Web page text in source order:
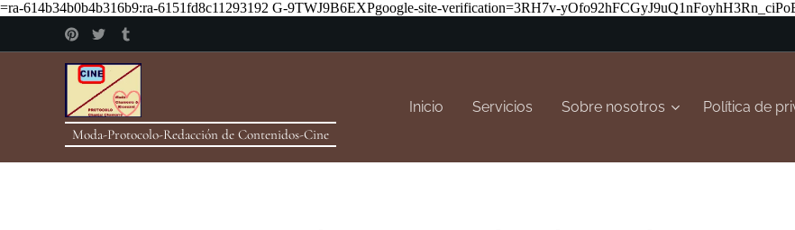
=ra-614b34b0b4b316b9:ra-6151fd8c11293192 G-9TWJ9B6EXPgoogle-site-verification=3RH7v-
Moda-Protocolo-Redacción de Contenidos-Cine
Inicio Servicios Sobre nosotros Política de